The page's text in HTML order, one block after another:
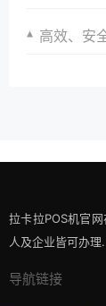
高效、安
拉卡拉POS机官
人及企业皆可办理.
导航链接